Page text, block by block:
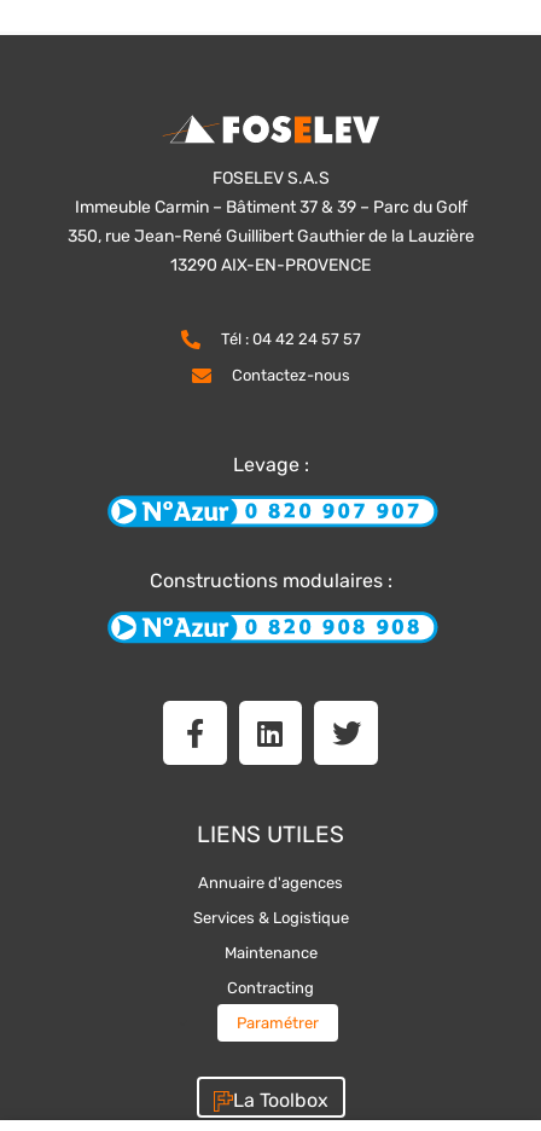
FOSELEV S.A.S
Immeuble Carmin – Bâtiment 37 & 39 – Parc du Golf
350, rue Jean-René Guillibert Gauthier de la Lauzière
13290 AIX-EN-PROVENCE
Tél : 04 42 24 57 57
Contactez-nous
Levage :
Constructions modulaires :
F
a
c
b
o
o
k
L
i
n
e
d
i
n
T
w
i
LIENS UTILES
Annuaire d'agences
Services & Logistique
Maintenance
Contracting
Paramétrer
La Toolbox